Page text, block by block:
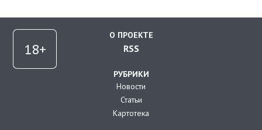
О ПРОЕКТЕ
RSS
РУБРИКИ
Новости
Статьи
Картотека